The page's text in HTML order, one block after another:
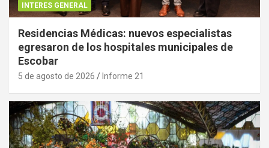
INTERES GENERAL
Residencias Médicas: nuevos especialistas
egresaron de los hospitales municipales de
Escobar
5 de agosto de 2026 Informe 21